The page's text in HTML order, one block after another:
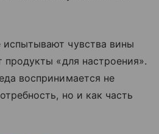
испытывают чувства вины
продукты «для настроения».
воспринимается не
но и как часть